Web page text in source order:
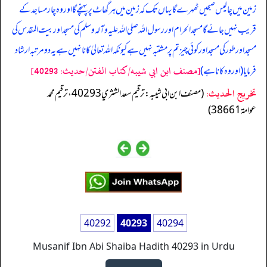
زمین میں چالیس صبحیں ٹھہرے گا یہاں تک کہ زمین میں ہر گھاٹ پر پہنچے گا اور وہ چار مساجد کے
قریب نہیں جائے گا مسجد الحرام اور رسول اللہ صلی اللہ علیہ وآلہ وسلم کی مسجد اور بیت المقدس کی
مسجد اور طور کی مسجد اور کوئی چیز تم پر مشتبہ نہیں ہے کیونکہ اللہ تعالیٰ کانا نہیں ہے یہ دو مرتبہ ارشاد
فرمایا (اور وہ کانا ہے)[مصنف ابن ابي شيبه/كتاب الفتن/حدیث: 40293]
تخریج الحدیث:
(مصنف ابن ابي شيبه: ترقيم سعد الشثري 40293، ترقيم محمد
عوامة 38661)
40292 40293
40294
Musanif Ibn Abi Shaiba Hadith 40293 in Urdu